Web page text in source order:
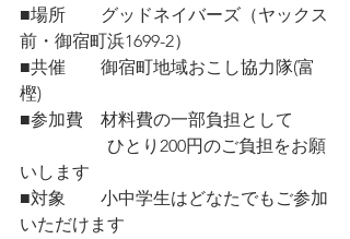
■場所　　グッドネイバーズ（ヤックス
前・御宿町浜1699-2）
■共催　　御宿町地域おこし協力隊(富
樫)
■参加費　材料費の一部負担として
ひとり200円のご負担をお願
いします
■対象　　小中学生はどなたでもご参加
いただけます